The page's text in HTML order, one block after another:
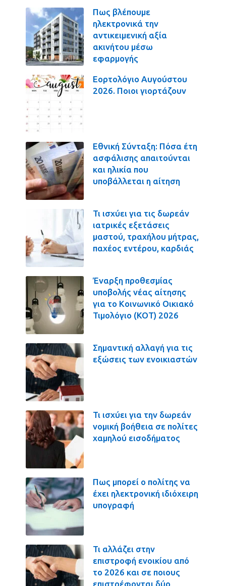
Πως βλέπουμε
ηλεκτρονικά την
αντικειμενική αξία
ακινήτου μέσω
εφαρμογής
Εορτολόγιο Αυγούστου
2026. Ποιοι γιορτάζουν
Εθνική Σύνταξη: Πόσα έτη
ασφάλισης απαιτούνται
και ηλικία που
υποβάλλεται η αίτηση
Τι ισχύει για τις δωρεάν
ιατρικές εξετάσεις
μαστού, τραχήλου μήτρας,
παχέος εντέρου, καρδιάς
Έναρξη προθεσμίας
υποβολής νέας αίτησης
για το Κοινωνικό Οικιακό
Τιμολόγιο (ΚΟΤ) 2026
Σημαντική αλλαγή για τις
εξώσεις των ενοικιαστών
Τι ισχύει για την δωρεάν
νομική βοήθεια σε πολίτες
χαμηλού εισοδήματος
Πως μπορεί ο πολίτης να
έχει ηλεκτρονική ιδιόχειρη
υπογραφή
Τι αλλάζει στην
επιστροφή ενοικίου από
το 2026 και σε ποιους
επιστρέφονται δύο